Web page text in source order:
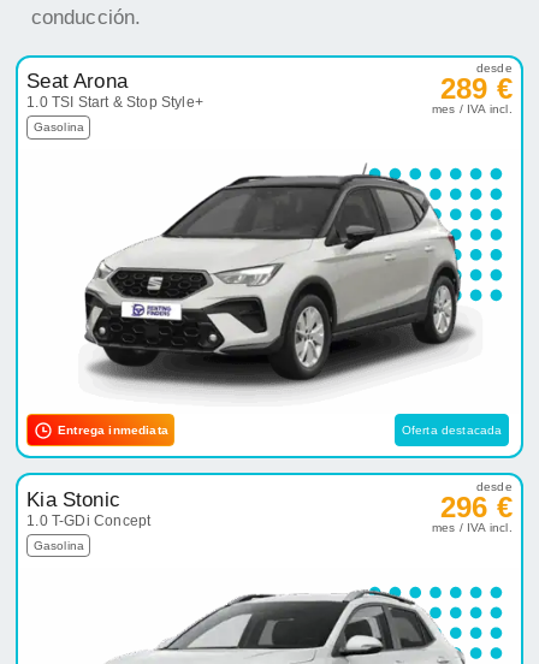
conducción.
Seat Arona
1.0 TSI Start & Stop Style+
Gasolina
desde
289 €
mes / IVA incl.
Entrega inmediata Oferta destacada
Kia Stonic
1.0 T-GDi Concept
Gasolina
desde
296 €
mes / IVA incl.